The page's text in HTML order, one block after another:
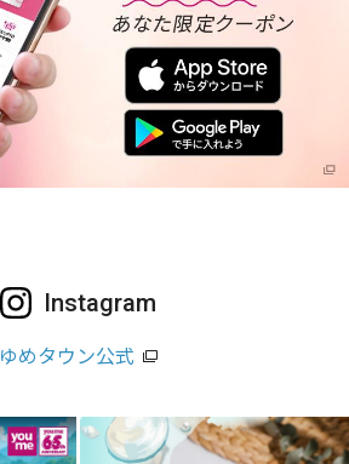
Instagram
ゆめタウン公式